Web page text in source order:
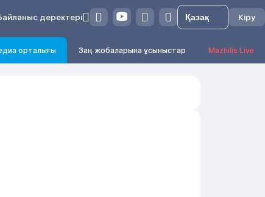
деректері Кіру
орталығы Заң жобаларына ұсыныстар Mazhilis Live